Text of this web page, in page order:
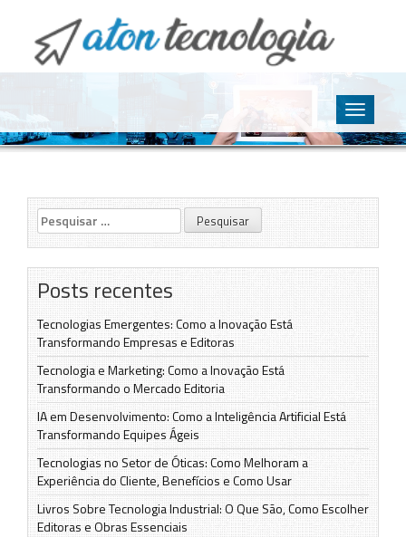
O point da Tecnologia
Toggle
Pesquisar
por:
Posts recentes
Tecnologias Emergentes: Como a Inovação Está
Transformando Empresas e Editoras
Tecnologia e Marketing: Como a Inovação Está
Transformando o Mercado Editoria
IA em Desenvolvimento: Como a Inteligência Artificial Está
Transformando Equipes Ágeis
Tecnologias no Setor de Óticas: Como Melhoram a
Experiência do Cliente, Benefícios e Como Usar
Livros Sobre Tecnologia Industrial: O Que São, Como Escolher
Editoras e Obras Essenciais